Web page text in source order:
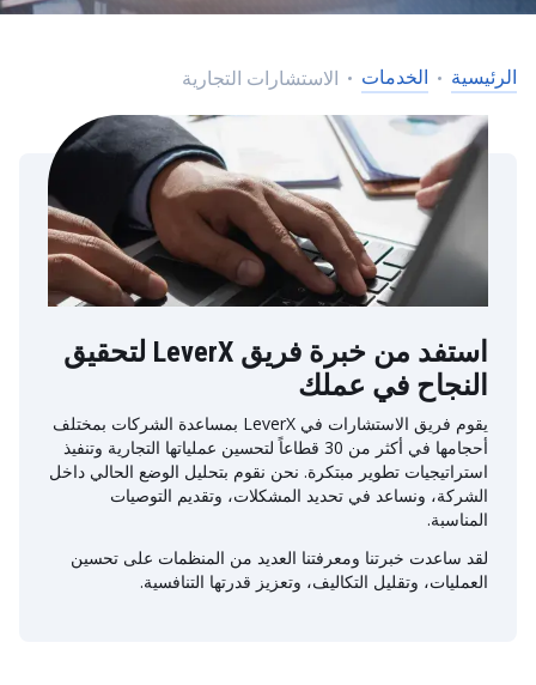
الرئيسية الخدمات الاستشارات التجارية
استفد من خبرة فريق LeverX لتحقيق
النجاح في عملك
يقوم فريق الاستشارات في LeverX بمساعدة الشركات بمختلف
أحجامها في أكثر من 30 قطاعاً لتحسين عملياتها التجارية وتنفيذ
استراتيجيات تطوير مبتكرة. نحن نقوم بتحليل الوضع الحالي داخل
الشركة، ونساعد في تحديد المشكلات، وتقديم التوصيات
المناسبة.
لقد ساعدت خبرتنا ومعرفتنا العديد من المنظمات على تحسين
العمليات، وتقليل التكاليف، وتعزيز قدرتها التنافسية.